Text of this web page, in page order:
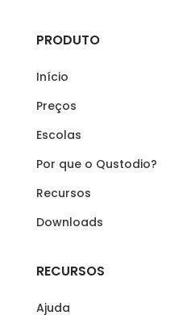
PRODUTO
Início
Preços
Escolas
Por que o Qustodio?
Recursos
Downloads
RECURSOS
Ajuda